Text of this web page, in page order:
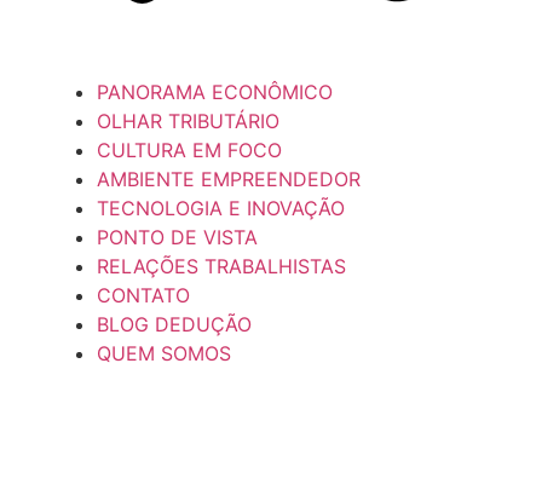
PANORAMA ECONÔMICO
OLHAR TRIBUTÁRIO
CULTURA EM FOCO
AMBIENTE EMPREENDEDOR
TECNOLOGIA E INOVAÇÃO
PONTO DE VISTA
RELAÇÕES TRABALHISTAS
CONTATO
BLOG DEDUÇÃO
QUEM SOMOS